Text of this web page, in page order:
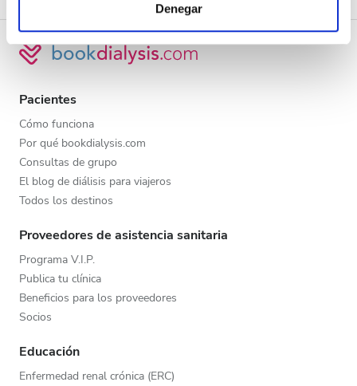
sociales y analizar el tráfico. Además, compartimos
información sobre el uso que haga del sitio web con
nuestros partners de redes sociales, publicidad y análisis
partir del uso que haya hecho de sus servicios.
Denegar
Pacientes
Cómo funciona
Por qué bookdialysis.com
Consultas de grupo
El blog de diálisis para viajeros
Todos los destinos
Proveedores de asistencia sanitaria
Programa V.I.P.
Publica tu clínica
Beneficios para los proveedores
Socios
Educación
Enfermedad renal crónica (ERC)